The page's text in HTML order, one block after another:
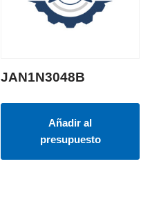
JAN1N3048B
Añadir al
presupuesto